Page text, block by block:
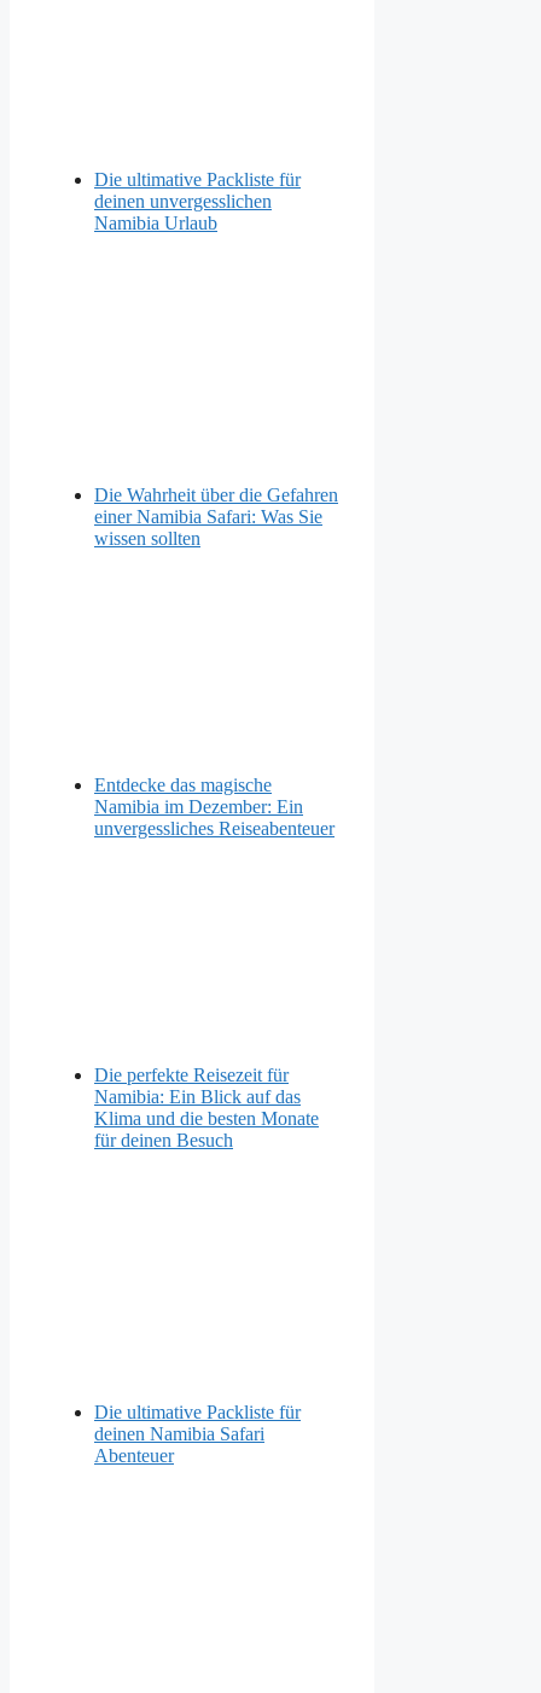
Die ultimative Packliste für
deinen unvergesslichen
Namibia Urlaub
Die Wahrheit über die Gefahren
einer Namibia Safari: Was Sie
wissen sollten
Entdecke das magische
Namibia im Dezember: Ein
unvergessliches Reiseabenteuer
Die perfekte Reisezeit für
Namibia: Ein Blick auf das
Klima und die besten Monate
für deinen Besuch
Die ultimative Packliste für
deinen Namibia Safari
Abenteuer